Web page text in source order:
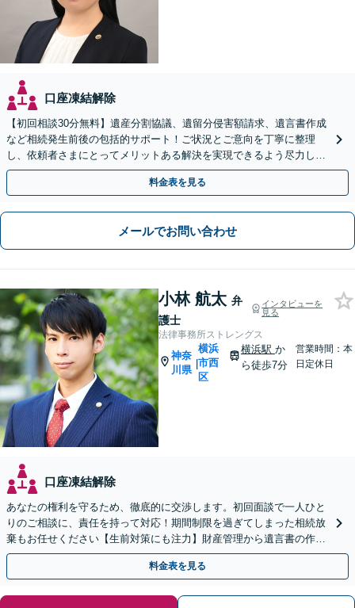
口座凍結解除
【初回相談30分無料】遺産分割協議、遺留分侵害額請求、遺言書作成
など相続発生前後の包括的サポート！ご状況とご意向を丁寧に整理
し、依頼者さまにとってメリットある解決を実現できるよう尽力しま
す【休日・夜間相談対応（要予約）】【日本大通り駅3分】
料金表を見る
メールでお問い合わせ
小林 航太 弁
護士
インタビューを
見る
法律事務所ストレングス
神奈
川県
|
横浜
市西
区
横浜駅 か
ら徒歩7分
営業時間：本
日定休日
口座凍結解除
あなたの権利を守るため、徹底的に交渉します。初回面談で一人ひと
りのご相談に、責任を持って対応！期間制限を過ぎてしまった相続放
棄もお任せください【生前対策にも注力】財産管理から遺言書の作
成・執行まで、一括してサポート【個室対応】
料金表を見る